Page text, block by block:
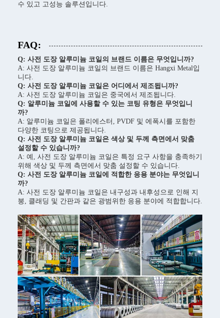
수 있고 고성능 솔루션입니다.
FAQ:
Q: 사전 도장 알루미늄 코일의 브랜드 이름은 무엇입니까?
A: 사전 도장 알루미늄 코일의 브랜드 이름은 Hangxi Metal입
니다.
Q: 사전 도장 알루미늄 코일은 어디에서 제조됩니까?
A: 사전 도장 알루미늄 코일은 중국에서 제조됩니다.
Q: 알루미늄 코일에 사용할 수 있는 코팅 유형은 무엇입니
까?
A: 알루미늄 코일은 폴리에스터, PVDF 및 에폭시를 포함한
다양한 코팅으로 제공됩니다.
Q: 사전 도장 알루미늄 코일은 색상 및 두께 측면에서 맞춤
설정할 수 있습니까?
A: 예, 사전 도장 알루미늄 코일은 특정 요구 사항을 충족하기
위해 색상 및 두께 측면에서 맞춤 설정할 수 있습니다.
Q: 사전 도장 알루미늄 코일에 적합한 응용 분야는 무엇입니
까?
A: 사전 도장 알루미늄 코일은 내구성과 내후성으로 인해 지
붕, 클래딩 및 간판과 같은 광범위한 응용 분야에 적합합니다.